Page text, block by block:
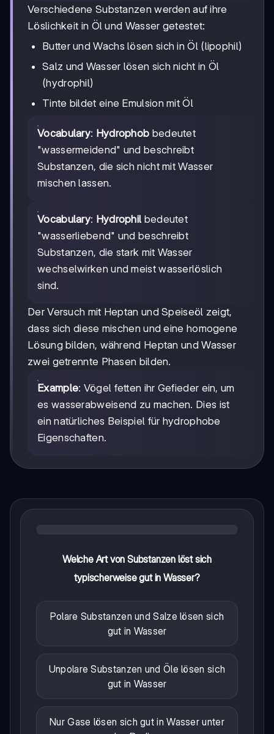
Verschiedene Substanzen werden auf ihre
Löslichkeit in Öl und Wasser getestet:
Butter und Wachs lösen sich in Öl (lipophil)
Salz und Wasser lösen sich nicht in Öl
(hydrophil)
Tinte bildet eine Emulsion mit Öl
Vocabulary: Hydrophob bedeutet
"wassermeidend" und beschreibt
Substanzen, die sich nicht mit Wasser
mischen lassen.
Vocabulary: Hydrophil bedeutet
"wasserliebend" und beschreibt
Substanzen, die stark mit Wasser
wechselwirken und meist wasserlöslich
sind.
Der Versuch mit Heptan und Speiseöl zeigt,
dass sich diese mischen und eine homogene
Lösung bilden, während Heptan und Wasser
zwei getrennte Phasen bilden.
Example: Vögel fetten ihr Gefieder ein, um
es wasserabweisend zu machen. Dies ist
ein natürliches Beispiel für hydrophobe
Eigenschaften.
Welche Art von Substanzen löst sich
typischerweise gut in Wasser?
Polare Substanzen und Salze lösen sich
gut in Wasser
Unpolare Substanzen und Öle lösen sich
gut in Wasser
Nur Gase lösen sich gut in Wasser unter